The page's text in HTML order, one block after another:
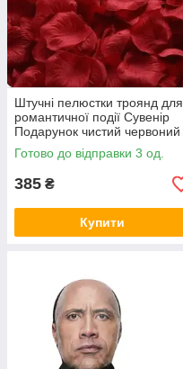
Штучні пелюстки троянд для
романтичної події Сувенір
Подарунок чистий червоний
Готово до відправки 3 од.
385 ₴
Купити